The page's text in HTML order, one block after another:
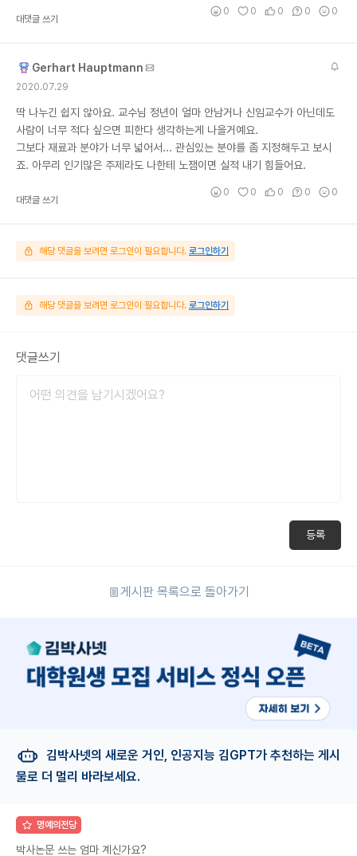
대댓글 쓰기
0 0 0 0 0
Gerhart Hauptmann
2020.07.29
딱 나누긴 쉽지 않아요. 교수님 정년이 얼마 안남거나 신임교수가 아닌데도
사람이 너무 적다 싶으면 피한다 생각하는게 나을거예요.
그보다 재료과 분야가 너무 넓어서... 관심있는 분야를 좀 지정해두고 보시
죠. 아무리 인기많은 주제라도 나한테 노잼이면 실적 내기 힘들어요.
대댓글 쓰기
0 0 0 0 0
해당 댓글을 보려면 로그인이 필요합니다. 로그인하기
해당 댓글을 보려면 로그인이 필요합니다. 로그인하기
댓글쓰기
등록
게시판 목록으로 돌아가기
김박사넷의 새로운 거인, 인공지능 김GPT가 추천하는 게시
물로 더 멀리 바라보세요.
명예의전당
박사논문 쓰는 엄마 계신가요?